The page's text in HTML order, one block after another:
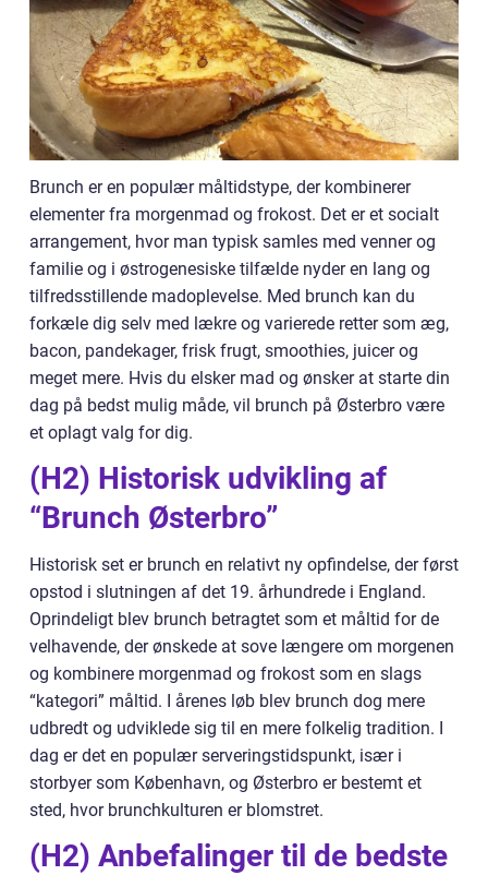
Brunch er en populær måltidstype, der kombinerer
elementer fra morgenmad og frokost. Det er et socialt
arrangement, hvor man typisk samles med venner og
familie og i østrogenesiske tilfælde nyder en lang og
tilfredsstillende madoplevelse. Med brunch kan du
forkæle dig selv med lækre og varierede retter som æg,
bacon, pandekager, frisk frugt, smoothies, juicer og
meget mere. Hvis du elsker mad og ønsker at starte din
dag på bedst mulig måde, vil brunch på Østerbro være
et oplagt valg for dig.
(H2) Historisk udvikling af
“Brunch Østerbro”
Historisk set er brunch en relativt ny opfindelse, der først
opstod i slutningen af det 19. århundrede i England.
Oprindeligt blev brunch betragtet som et måltid for de
velhavende, der ønskede at sove længere om morgenen
og kombinere morgenmad og frokost som en slags
“kategori” måltid. I årenes løb blev brunch dog mere
udbredt og udviklede sig til en mere folkelig tradition. I
dag er det en populær serveringstidspunkt, især i
storbyer som København, og Østerbro er bestemt et
sted, hvor brunchkulturen er blomstret.
(H2) Anbefalinger til de bedste